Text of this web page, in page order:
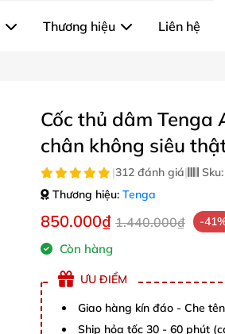
Thương hiệu Liên hệ
Cốc thủ dâm Tenga
chân không siêu
|312 đánh giá| Sku:
Thương hiệu: Tenga
850.000₫ 1.440.000₫ -
Còn hàng
ƯU ĐIỂM
Giao hàng kín đáo - Che
Ship hỏa tốc 30 - 60 phút